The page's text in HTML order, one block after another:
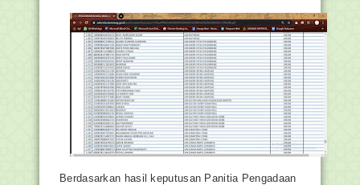
Berdasarkan hasil keputusan Panitia Pengadaan